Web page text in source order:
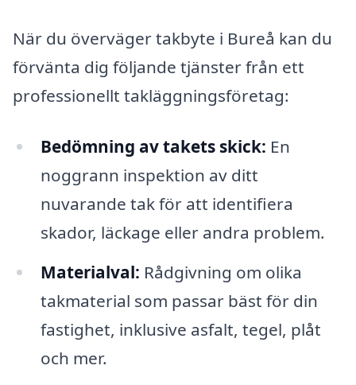
När du överväger takbyte i Bureå kan du
förvänta dig följande tjänster från ett
professionellt takläggningsföretag:
Bedömning av takets skick: En
noggrann inspektion av ditt
nuvarande tak för att identifiera
skador, läckage eller andra problem.
Materialval: Rådgivning om olika
takmaterial som passar bäst för din
fastighet, inklusive asfalt, tegel, plåt
och mer.